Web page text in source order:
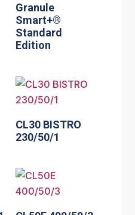
Granule
Smart+®
Standard
Edition
CL30 BISTRO
230/50/1